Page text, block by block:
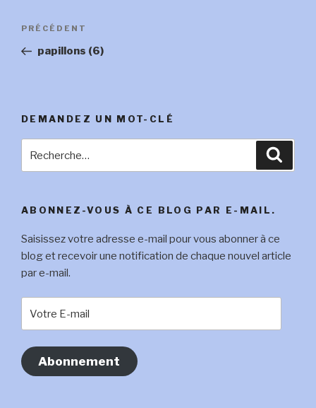
Navigation
l’article
Article
précédent
PRÉCÉDENT
papillons (6)
DEMANDEZ UN MOT-CLÉ
ABONNEZ-VOUS À CE BLOG PAR E-MAIL.
Saisissez votre adresse e-mail pour vous abonner à ce
blog et recevoir une notification de chaque nouvel article
par e-mail.
Abonnement